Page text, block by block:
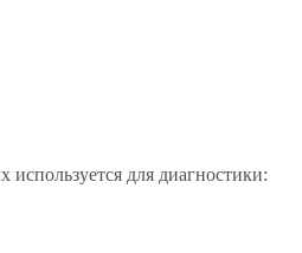
используется для диагностики: